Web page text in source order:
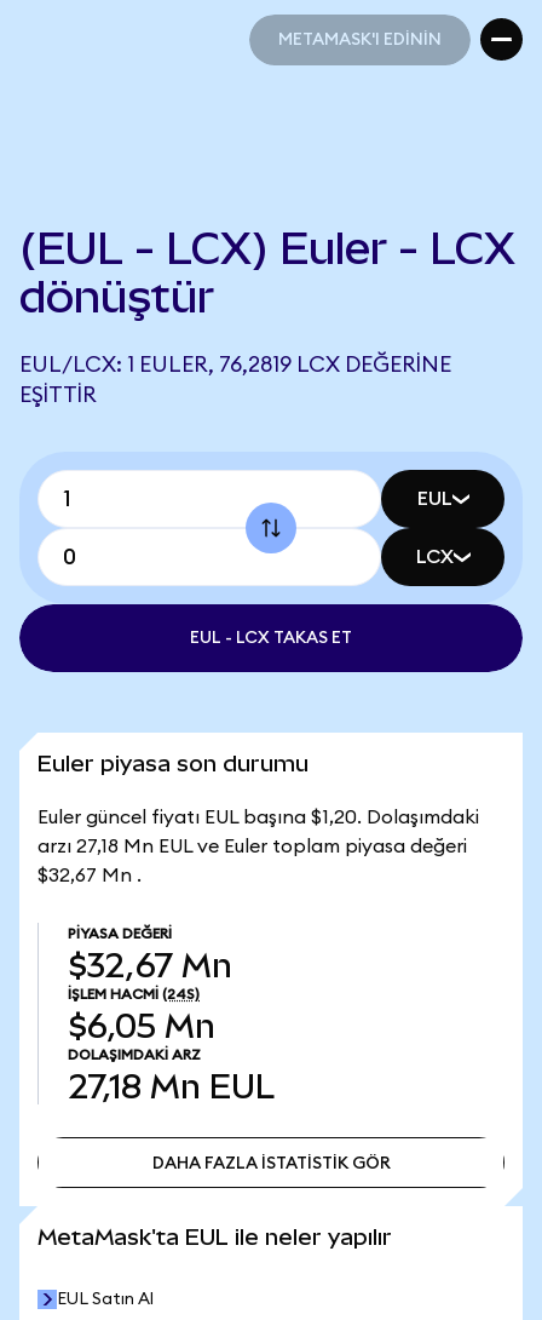
METAMASK'I EDİNİN
(EUL - LCX) Euler - LCX
dönüştür
EUL/LCX: 1 EULER, 76,2819 LCX DEĞERINE
EŞITTIR
EUL
LCX
EUL - LCX TAKAS ET
Euler piyasa son durumu
Euler güncel fiyatı EUL başına $1,20. Dolaşımdaki
arzı 27,18 Mn EUL ve Euler toplam piyasa değeri
$32,67 Mn .
PIYASA DEĞERI
$32,67 Mn
İŞLEM HACMI (24S)
$6,05 Mn
DOLAŞIMDAKI ARZ
27,18 Mn EUL
DAHA FAZLA İSTATİSTİK GÖR
MetaMask'ta EUL ile neler yapılır
EUL Satın Al